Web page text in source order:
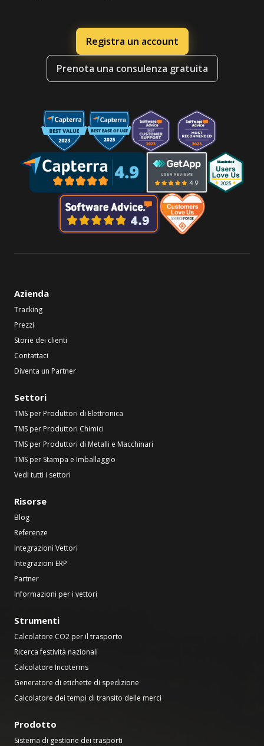
Registra un account
Prenota una consulenza gratuita
Azienda
Tracking
Prezzi
Storie dei clienti
Contattaci
Diventa un Partner
Settori
TMS per Produttori di Elettronica
TMS per Produttori Chimici
TMS per Produttori di Metalli e Macchinari
TMS per Stampa e Imballaggio
Vedi tutti i settori
Risorse
Blog
Referenze
Integrazioni Vettori
Integrazioni ERP
Partner
Informazioni per i vettori
Strumenti
Calcolatore CO2 per il trasporto
Ricerca festività nazionali
Calcolatore Incoterms
Generatore di etichette di spedizione
Calcolatore dei tempi di transito delle merci
Prodotto
Sistema di gestione dei trasporti